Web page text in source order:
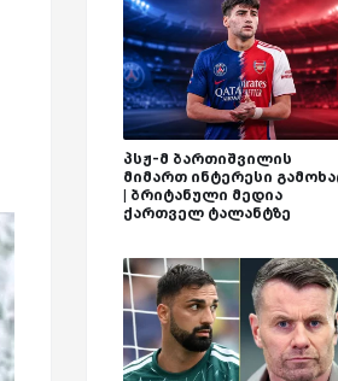
პსჟ-მ ბართიშვილის
მიმართ ინტერესი
| ბრიტანული მედია
ქართველ ტალანტზე